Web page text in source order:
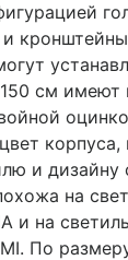
см
и дизайну
на
и на
По